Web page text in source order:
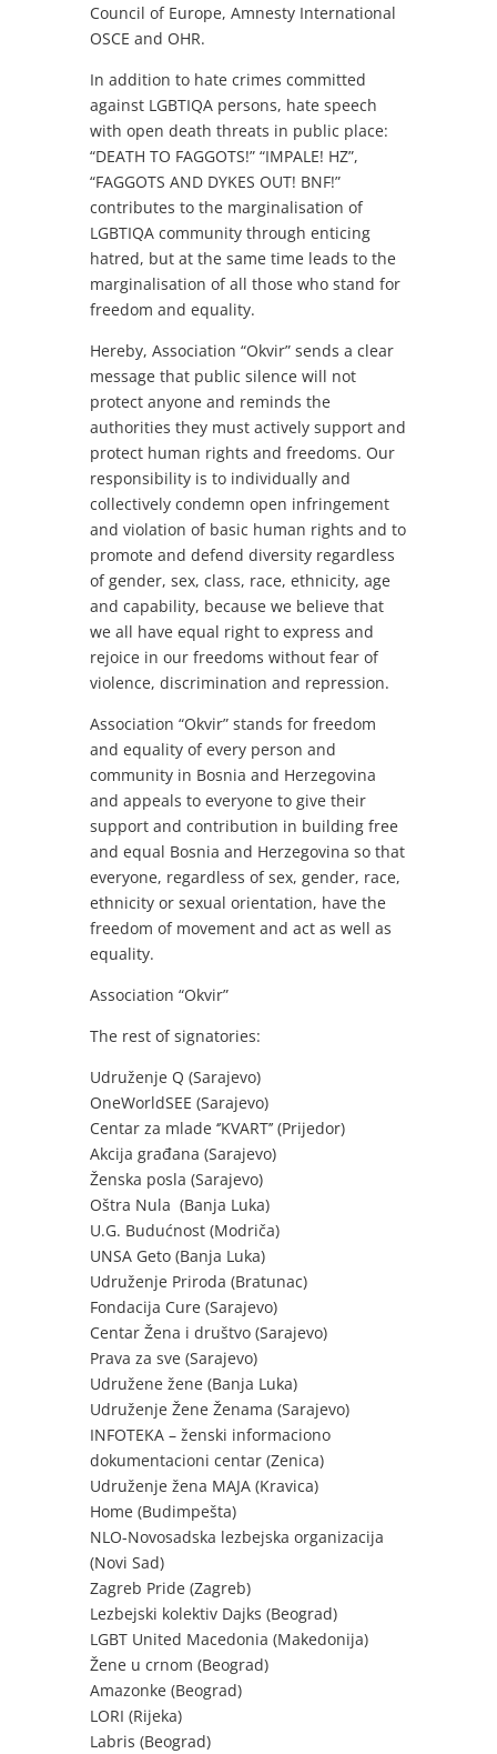
Council of Europe, Amnesty International
OSCE and OHR.
In addition to hate crimes committed
against LGBTIQA persons, hate speech
with open death threats in public place:
“DEATH TO FAGGOTS!” “IMPALE! HZ”,
“FAGGOTS AND DYKES OUT! BNF!”
contributes to the marginalisation of
LGBTIQA community through enticing
hatred, but at the same time leads to the
marginalisation of all those who stand for
freedom and equality.
Hereby, Association “Okvir” sends a clear
message that public silence will not
protect anyone and reminds the
authorities they must actively support and
protect human rights and freedoms. Our
responsibility is to individually and
collectively condemn open infringement
and violation of basic human rights and to
promote and defend diversity regardless
of gender, sex, class, race, ethnicity, age
and capability, because we believe that
we all have equal right to express and
rejoice in our freedoms without fear of
violence, discrimination and repression.
Association “Okvir” stands for freedom
and equality of every person and
community in Bosnia and Herzegovina
and appeals to everyone to give their
support and contribution in building free
and equal Bosnia and Herzegovina so that
everyone, regardless of sex, gender, race,
ethnicity or sexual orientation, have the
freedom of movement and act as well as
equality.
Association “Okvir”
The rest of signatories:
Udruženje Q (Sarajevo)
OneWorldSEE (Sarajevo)
Centar za mlade ‘’KVART’’ (Prijedor)
Akcija građana (Sarajevo)
Ženska posla (Sarajevo)
Oštra Nula (Banja Luka)
U.G. Budućnost (Modriča)
UNSA Geto (Banja Luka)
Udruženje Priroda (Bratunac)
Fondacija Cure (Sarajevo)
Centar Žena i društvo (Sarajevo)
Prava za sve (Sarajevo)
Udružene žene (Banja Luka)
Udruženje Žene Ženama (Sarajevo)
INFOTEKA – ženski informaciono
dokumentacioni centar (Zenica)
Udruženje žena MAJA (Kravica)
Home (Budimpešta)
NLO-Novosadska lezbejska organizacija
(Novi Sad)
Zagreb Pride (Zagreb)
Lezbejski kolektiv Dajks (Beograd)
LGBT United Macedonia (Makedonija)
Žene u crnom (Beograd)
Amazonke (Beograd)
LORI (Rijeka)
Labris (Beograd)